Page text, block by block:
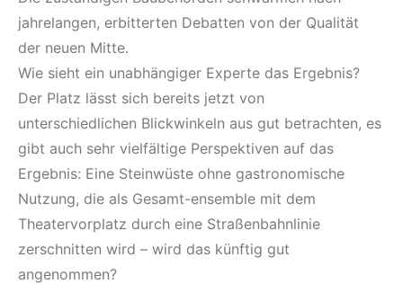
jahrelangen, erbitterten Debatten von der Qualität
der neuen Mitte.
Wie sieht ein unabhängiger Experte das Ergebnis?
Der Platz lässt sich bereits jetzt von
unterschiedlichen Blickwinkeln aus gut betrachten, es
gibt auch sehr vielfältige Perspektiven auf das
Ergebnis: Eine Steinwüste ohne gastronomische
Nutzung, die als Gesamt-ensemble mit dem
Theatervorplatz durch eine Straßenbahnlinie
zerschnitten wird – wird das künftig gut
angenommen?